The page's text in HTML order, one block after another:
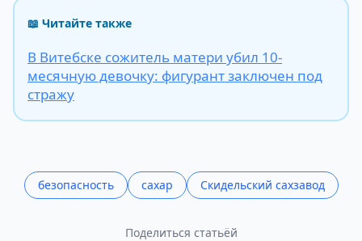
📖 Читайте также
В Витебске сожитель матери убил 10-
месячную девочку: фигурант заключен под
стражу
безопасность сахар Скидельский сахзавод
Поделиться статьёй